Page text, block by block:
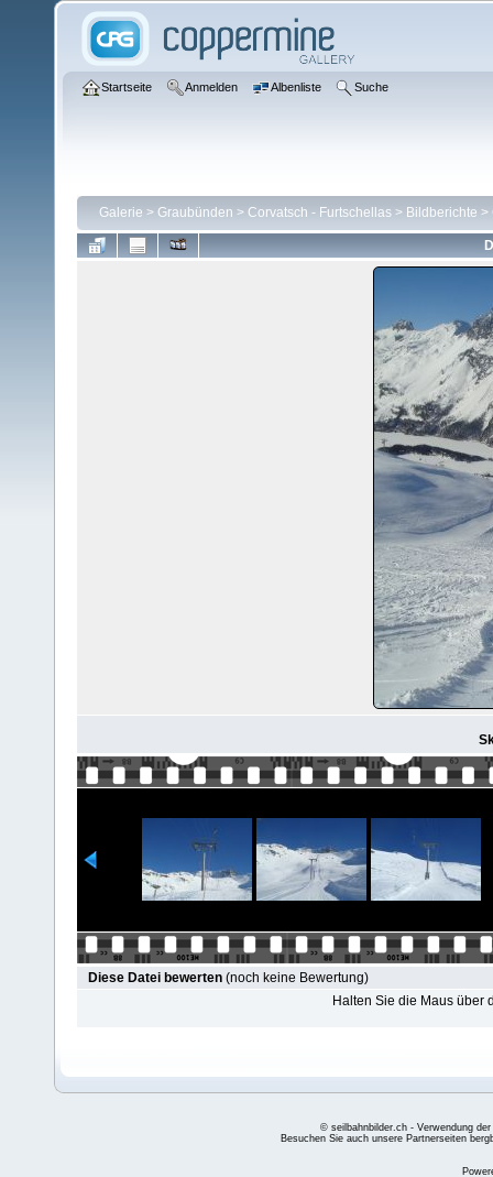
Startseite Anmelden Albenliste Suche
Galerie > Graubünden > Corvatsch - Furtschellas > Bildberichte >
Diese Datei bewerten (noch keine Bewertung)
Halten Sie die Maus über
© seilbahnbilder.ch - Verwendung
Besuchen Sie auch unsere Partnerseiten